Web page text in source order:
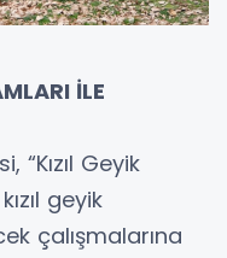
İLE
“Kızıl Geyik
geyik
çalışmalarına